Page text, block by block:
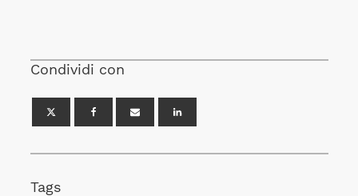
Condividi con
Tags